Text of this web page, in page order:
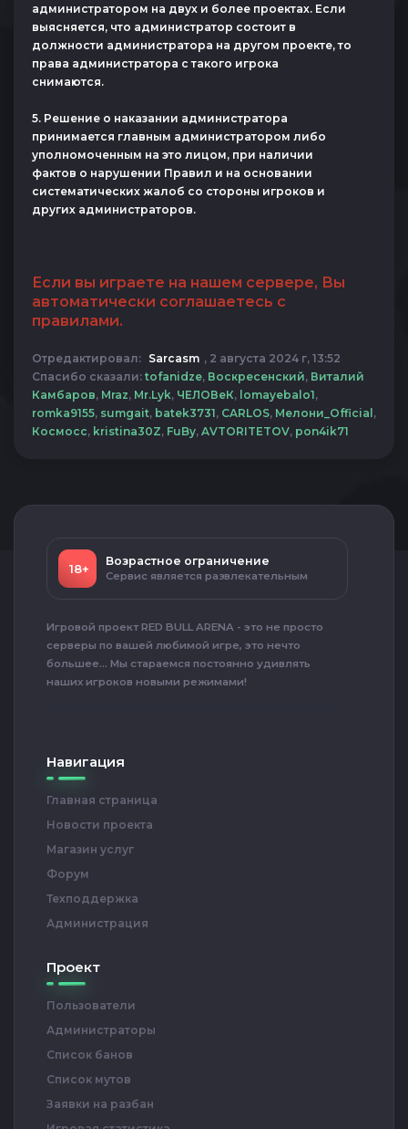
администратором на двух и более проектах. Если
выясняется, что администратор состоит в
должности администратора на другом проекте, то
права администратора с такого игрока
снимаются.
5. Решение о наказании администратора
принимается главным администратором либо
уполномоченным на это лицом, при наличии
фактов о нарушении Правил и на основании
систематических жалоб со стороны игроков и
других администраторов.
Если вы играете на нашем сервере, Вы
автоматически соглашаетесь с
правилами.
Отредактировал: Sarcasm , 2 августа 2024 г, 13:52
Спасибо сказали: tofanidze, Воскресенский, Виталий
Камбаров, Mraz, Mr.Lyk, ЧЕЛОВеК, lomayebalo1,
romka9155, sumgait, batek3731, CARLOS, Мелони_Official ,
Космосс, kristina30Z, FuBy, AVTORITETOV, pon4ik71
18+
Возрастное ограничение
Сервис является развлекательным
Игровой проект RED BULL ARENA - это не просто
серверы по вашей любимой игре, это нечто
большее... Мы стараемся постоянно удивлять
наших игроков новыми режимами!
Навигация
Главная страница
Новости проекта
Магазин услуг
Форум
Техподдержка
Администрация
Проект
Пользователи
Администраторы
Список банов
Список мутов
Заявки на разбан